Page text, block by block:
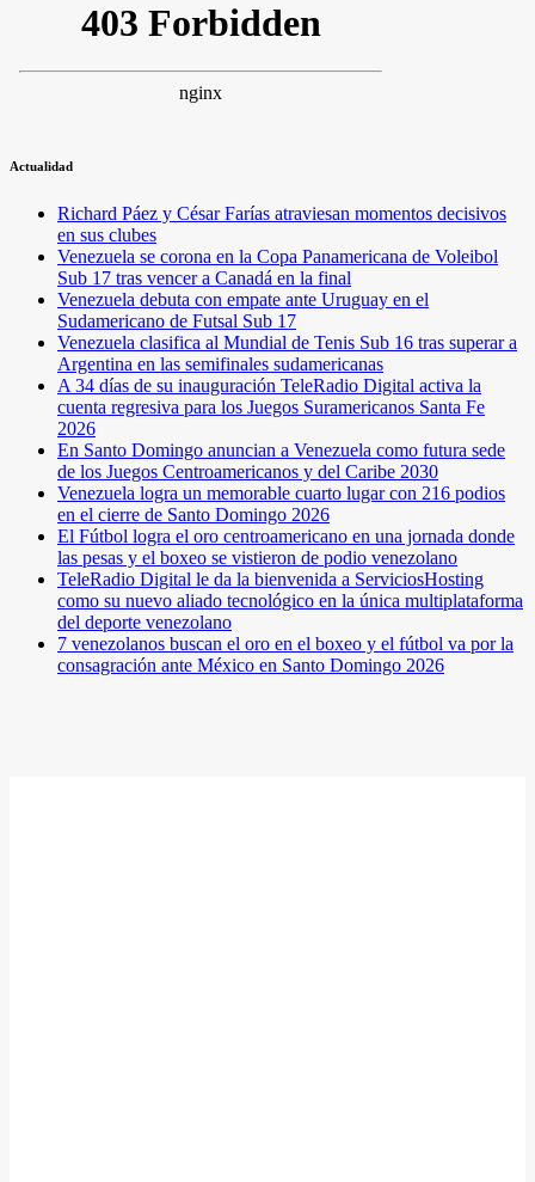
Actualidad
Richard Páez y César Farías atraviesan momentos decisivos
en sus clubes
Venezuela se corona en la Copa Panamericana de Voleibol
Sub 17 tras vencer a Canadá en la final
Venezuela debuta con empate ante Uruguay en el
Sudamericano de Futsal Sub 17
Venezuela clasifica al Mundial de Tenis Sub 16 tras superar a
Argentina en las semifinales sudamericanas
A 34 días de su inauguración TeleRadio Digital activa la
cuenta regresiva para los Juegos Suramericanos Santa Fe
2026
En Santo Domingo anuncian a Venezuela como futura sede
de los Juegos Centroamericanos y del Caribe 2030
Venezuela logra un memorable cuarto lugar con 216 podios
en el cierre de Santo Domingo 2026
El Fútbol logra el oro centroamericano en una jornada donde
las pesas y el boxeo se vistieron de podio venezolano
TeleRadio Digital le da la bienvenida a ServiciosHosting
como su nuevo aliado tecnológico en la única multiplataforma
del deporte venezolano
7 venezolanos buscan el oro en el boxeo y el fútbol va por la
consagración ante México en Santo Domingo 2026